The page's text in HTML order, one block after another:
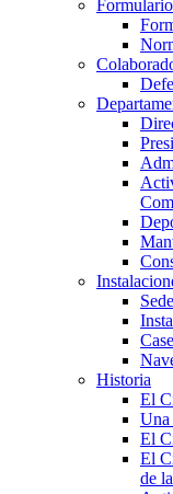
Historia
El
Una
El
El
de